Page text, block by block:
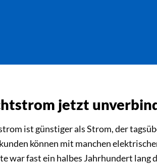
jetzt
ist günstiger als Strom, der
können mit manchen
war fast ein halbes Jahrhundert lang